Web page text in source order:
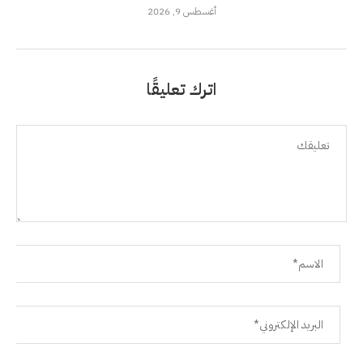
أغسطس 9, 2026
اترك تعليقًا